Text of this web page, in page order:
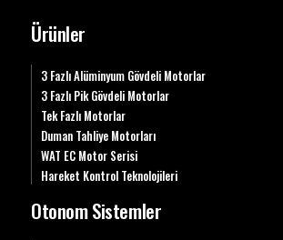
Ürünler
3 Fazlı Alüminyum Gövdeli Motorlar
3 Fazlı Pik Gövdeli Motorlar
Tek Fazlı Motorlar
Duman Tahliye Motorları
WAT EC Motor Serisi
Hareket Kontrol Teknolojileri
Otonom Sistemler